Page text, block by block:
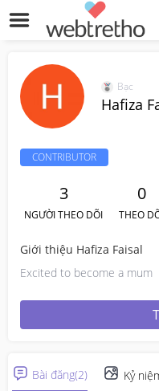
Bạc
Hafiza
CONTRIBUTOR
3
NGƯỜI THEO DÕI
0
THEO
Giới thiệu Hafiza Faisal
Excited to become a mum
Bài đăng(2) Kỷ